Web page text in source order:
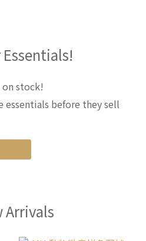
stock!
before they sell
Arrivals